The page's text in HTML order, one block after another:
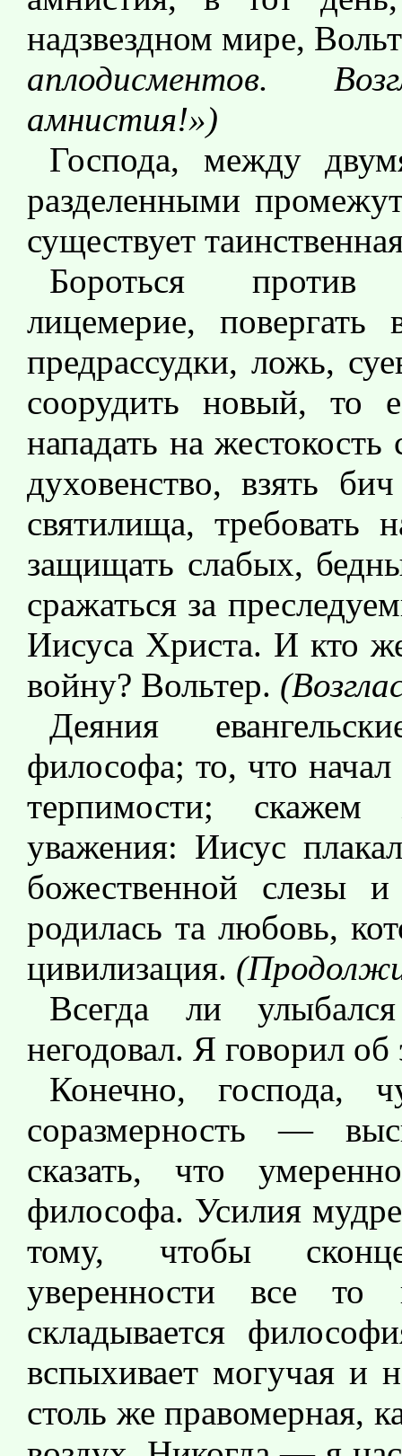
надзвездном мире,
аплодисментов.
амнистия!»)
Господа, между
разделенными
существует
Бороться против
лицемерие,
предрассудки, ложь,
соорудить новый, то
нападать на
духовенство, взять
святилища, требовать
защищать слабых,
сражаться за
Иисуса Христа. И кто
войну? Вольтер.
Деяния
философа; то, что
терпимости;
уважения: Иисус
божественной слезы
родилась та любовь,
цивилизация.
Всегда ли
негодовал. Я говорил об
Конечно, господа,
соразмерность —
сказать, что
философа. Усилия
тому, чтобы
уверенности все то
складывается
вспыхивает могучая и
столь же правомерная,